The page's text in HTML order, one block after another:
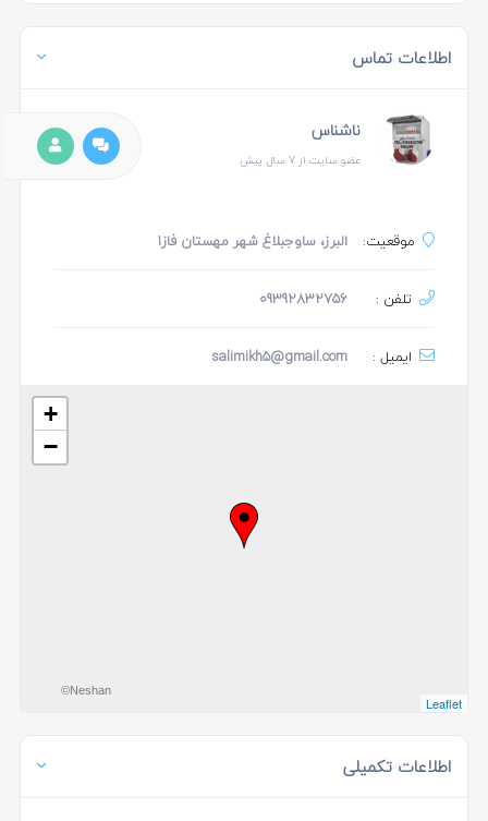
اطلاعات تماس
ناشناس
عضو سایت از 7 سال پیش
موقعیت: البرز، ساوجبلاغ شهر مهستان فاز۱
تلفن : 09392832756
ایمیل : salimikh5@gmail.com
+
−
Leaflet
©Neshan
اطلاعات تکمیلی